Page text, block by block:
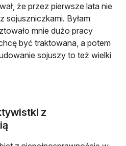
że przez pierwsze lata nie
sojuszniczkami. Byłam
mnie dużo pracy
być traktowana, a potem
sojuszy to też wielki
z